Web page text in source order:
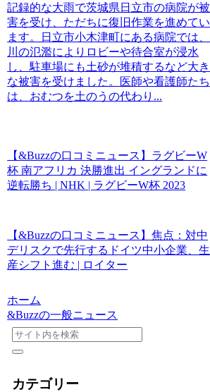
記録的な大雨で茨城県日立市の病院が被
害を受け、ただちに復旧作業を進めてい
ます。日立市小木津町にある病院では、
川の氾濫によりロビーや待合室が浸水
し、駐車場にも土砂が堆積するなど大き
な被害を受けました。医師や看護師たち
は、おむつを土のうの代わり...
【&Buzzの口コミニュース】ラグビーW
杯 南アフリカ 決勝進出 イングランドに
逆転勝ち | NHK | ラグビーW杯 2023
【&Buzzの口コミニュース】焦点：対中
デリスクで先行するドイツ中小企業、生
産シフト進む | ロイター
ホーム
&Buzzの一般ニュース
カテゴリー